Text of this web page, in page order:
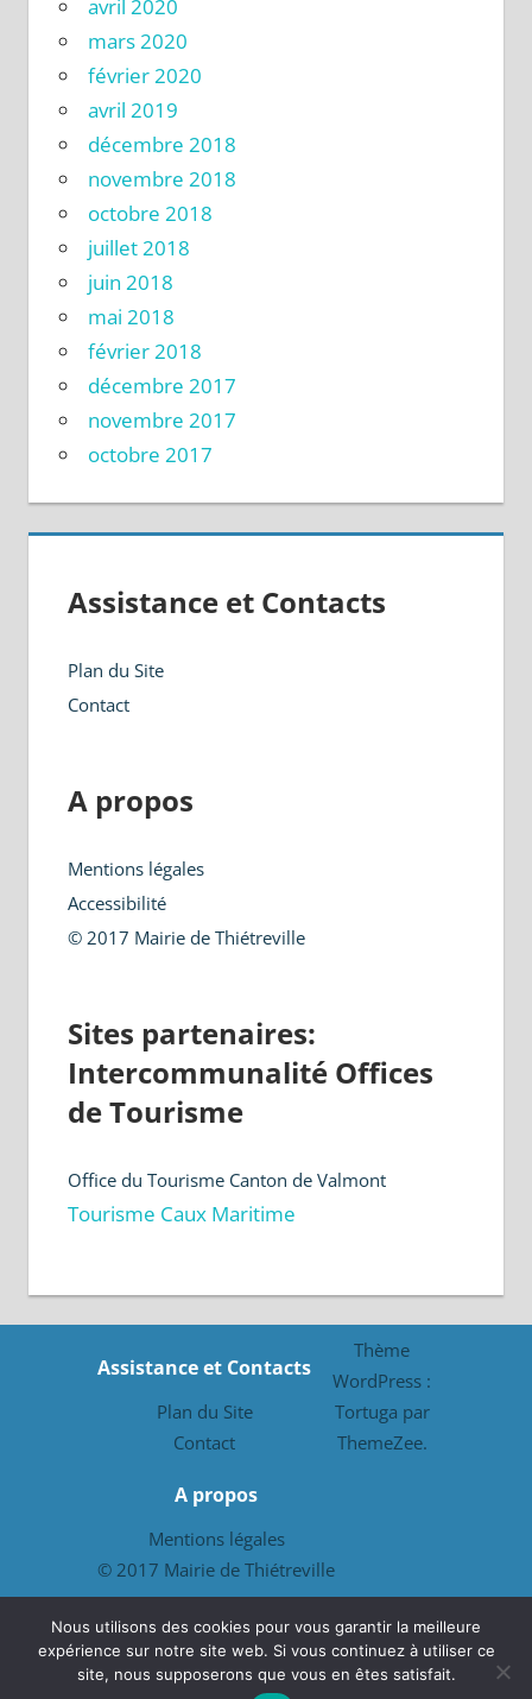
avril 2020
mars 2020
février 2020
avril 2019
décembre 2018
novembre 2018
octobre 2018
juillet 2018
juin 2018
mai 2018
février 2018
décembre 2017
novembre 2017
octobre 2017
Assistance et Contacts
Plan du Site
Contact
A propos
Mentions légales
Accessibilité
© 2017 Mairie de Thiétreville
Sites partenaires:
Intercommunalité Offices
de Tourisme
Office du Tourisme Canton de Valmont
Tourisme Caux Maritime
Assistance et Contacts
Plan du Site
Contact
A propos
Mentions légales
© 2017 Mairie de Thiétreville
Offices de Tourisme
Office Intercommunal de Tourisme de
Thème
WordPress :
Tortuga par
ThemeZee.
Nous utilisons des cookies pour vous garantir la meilleure
expérience sur notre site web. Si vous continuez à utiliser ce
site, nous supposerons que vous en êtes satisfait.